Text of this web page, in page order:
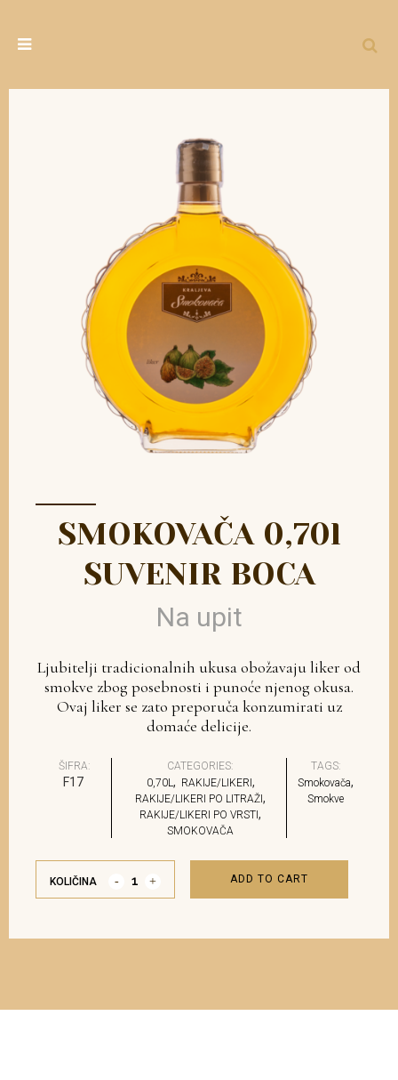
SMOKOVAČA 0,70l
SUVENIR BOCA
Na upit
Ljubitelji tradicionalnih ukusa obožavaju liker od
smokve zbog posebnosti i punoće njenog okusa.
Ovaj liker se zato preporuča konzumirati uz
domaće delicije.
ŠIFRA:
F17
CATEGORIES:
0,70L, RAKIJE/LIKERI ,
RAKIJE/LIKERI PO LITRAŽI ,
RAKIJE/LIKERI PO VRSTI ,
SMOKOVAČA
TAGS:
Smokovača,
Smokve
KOLIČINA ADD TO CART